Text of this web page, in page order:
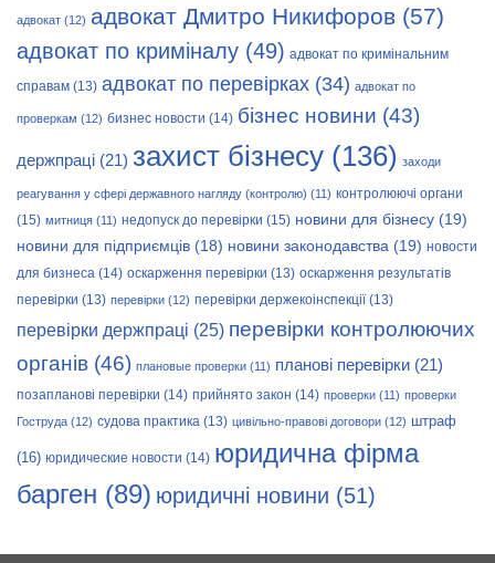
адвокат (12) адвокат Дмитро Никифоров (57)
адвокат по криміналу (49) адвокат по кримінальним
справам (13) адвокат по перевірках (34) адвокат по
проверкам (12) бизнес новости (14) бізнес новини (43)
держпраці (21) захист бізнесу (136) заходи
реагування у сфері державного нагляду (контролю) (11) контролюючі органи
(15) митниця (11) недопуск до перевірки (15) новини для бізнесу (19)
новини для підприємців (18) новини законодавства (19) новости
для бизнеса (14) оскарження перевірки (13) оскарження результатів
перевірки (13) перевірки (12) перевірки держекоінспекції(13)
перевірки держпраці (25) перевірки контролюючих
органів (46) плановые проверки (11) планові перевірки (21)
позапланові перевірки (14) прийнято закон (14) проверки (11) проверки
Гоструда (12) судова практика (13) цивільно-правові договори (12) штраф
(16) юридические новости (14) юридична фірма
барген (89) юридичні новини (51)